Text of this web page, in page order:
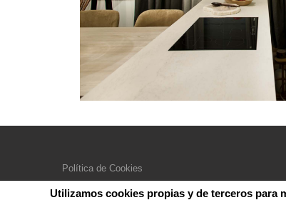
Política de Cookies
Aviso Legal – Política de Privacidad
Utilizamos cookies propias y de terceros para